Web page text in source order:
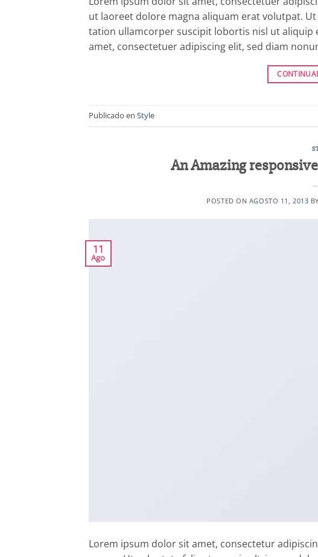
ut laoreet dolore magna aliquam erat volutpat.
tation ullamcorper suscipit lobortis nisl ut aliquip
amet, consectetuer adipiscing elit, sed diam
Publicado en Style
An Amazing
POSTED ON AGOSTO 11, 2013 BY
11
Ago
Lorem ipsum dolor sit amet, consectetur